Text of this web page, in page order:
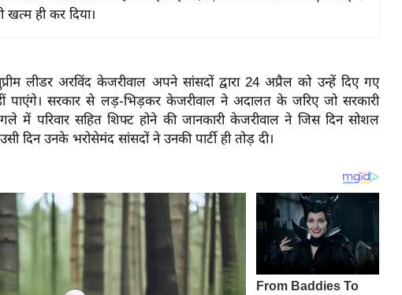
खत्म ही कर दिया।
लीडर अरविंद केजरीवाल अपने सांसदों द्वारा 24 अप्रैल को उन्हें दिए गए
पाएंगे। सरकार से लड़-भिड़कर केजरीवाल ने अदालत के जरिए जो सरकारी
में परिवार सहित शिफ्ट होने की जानकारी केजरीवाल ने जिस दिन सोशल
दिन उनके भरोसेमंद सांसदों ने उनकी पार्टी ही तोड़ दी।